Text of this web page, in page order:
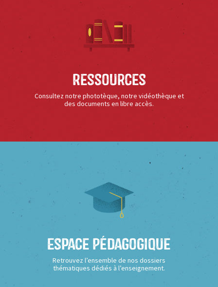
Ressources
Consultez notre phototèque, notre vidéothèque et
des documents en libre accès.
Espace Pédagogique
Retrouvez l’ensemble de nos dossiers
thématiques dédiés à l’enseignement.